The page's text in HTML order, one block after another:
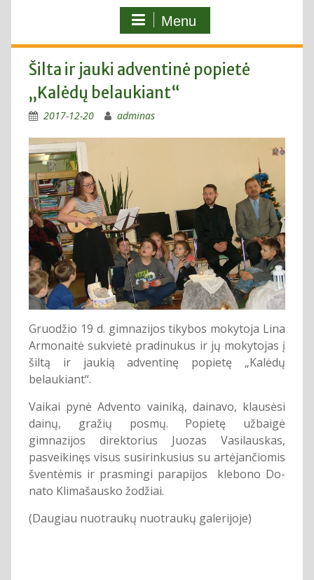
Menu
Šilta ir jauki adventinė popietė
„Kalėdų belaukiant“
2017-12-20 adminas
Gruodžio 19 d. gimnazijos tikybos mokytoja Lina
Armonaitė sukvietė pradinukus ir jų mokytojas į
šiltą ir jaukią adventinę popietę „Kalėdų
belaukiant“.
Vaikai pynė Advento vainiką, dainavo, klausėsi
dainų, gražių posmų. Popietę užbaigė
gimnazijos direktorius Juozas Vasilauskas,
pasveikinęs visus susirinkusius su artėjančiomis
šventėmis ir prasmingi parapijos
kle­bo­no Do­
na­to Kli­ma­šaus­ko žodžiai.
(Daugiau nuotraukų nuotraukų galerijoje)